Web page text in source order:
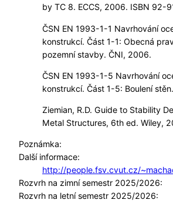
by TC 8. ECCS, 2006. ISBN 92-
ČSN EN 1993-1-1 Navrhování
konstrukcí. Část 1-1: Obecná
pozemní stavby. ČNI, 2006.
ČSN EN 1993-1-5 Navrhování
konstrukcí. Část 1-5: Boulení
Ziemian, R.D. Guide to Stability
Metal Structures, 6th ed. Wiley,
Poznámka:
Další informace:
http://people.fsv.cvut.cz/
Rozvrh na zimní semestr 2025/2026:
Rozvrh na letní semestr 2025/2026: